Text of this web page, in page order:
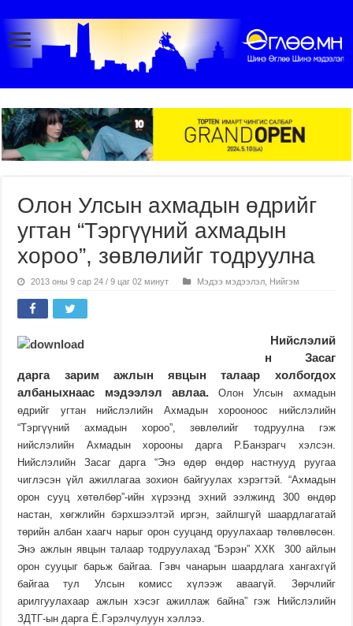
Олон Улсын ахмадын өдрийг
угтан “Тэргүүний ахмадын
хороо”, зөвлөлийг тодруулна
2013 оны 9 сар 24 / 9 цаг 02 минут Мэдээ мэдээлэл Нийгэм
Нийслэлий
н Засаг
дарга зарим ажлын явцын талаар холбогдох
албаныхнаас мэдээлэл авлаа.
Олон Улсын ахмадын
өдрийг
угтан нийслэлийн Ахмадын хорооноос нийслэлийн
“Тэргүүний ахмадын хороо”, зөвлөлийг тодруулна гэж
нийслэлийн Ахмадын хорооны дарга Р.Банзрагч хэлсэн.
Нийслэлийн Засаг дарга “Энэ өдөр өндөр настнууд руугаа
чиглэсэн үйл ажиллагаа зохион байгуулах хэрэгтэй. “Ахмадын
орон сууц хөтөлбөр”-ийн хүрээнд эхний ээлжинд 300 өндөр
настан, хөгжлийн бэрхшээлтэй иргэн, зайлшгүй шаардлагатай
төрийн албан хаагч нарыг орон сууцанд оруулахаар төлөвлөсөн.
Энэ ажлын явцын талаар тодруулахад “Бэрэн” ХХК 300 айлын
орон сууцыг барьж байгаа. Гэвч чанарын шаардлага хангахгүй
байгаа тул Улсын комисс хүлээж аваагүй. Зөрчлийг
арилгуулахаар ажлын хэсэг ажиллаж байна” гэж Нийслэлийн
ЗДТГ-ын дарга Ё.Гэрэлчулуун хэллээ.